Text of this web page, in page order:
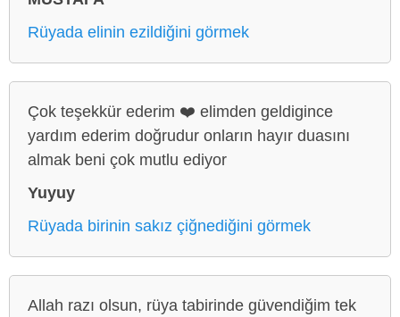
Rüyada elinin ezildiğini görmek
Çok teşekkür ederim ❤️ elimden geldigince
yardım ederim doğrudur onların hayır duasını
almak beni çok mutlu ediyor
Yuyuy
Rüyada birinin sakız çiğnediğini görmek
Allah razı olsun, rüya tabirinde güvendiğim tek